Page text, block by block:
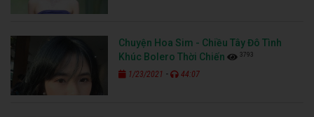
Chuyện Hoa Sim - Chiều Tây Đô Tình
Khúc Bolero Thời Chiến
3793
1/23/2021 - 44:07